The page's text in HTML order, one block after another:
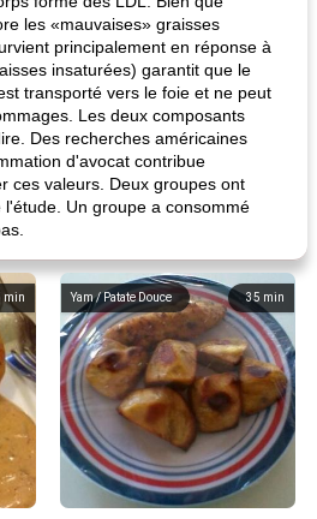
les «mauvaises» graisses
principalement en réponse à
insaturées) garantit que le
transporté vers le foie et ne peut
Les deux composants
Des recherches américaines
d'avocat contribue
ces valeurs. Deux groupes ont
Un groupe a consommé
min 35 min
Yam / Patate Douce